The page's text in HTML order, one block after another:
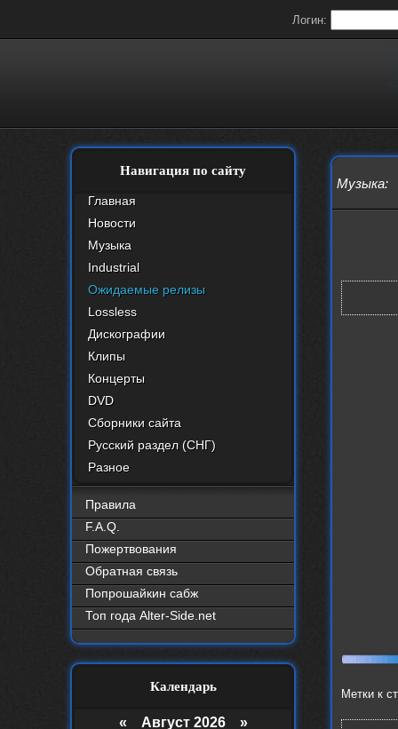
Логин:
Навигация по сайту
Главная
Новости
Музыка
Industrial
Ожидаемые релизы
Lossless
Дискографии
Клипы
Концерты
DVD
Сборники сайта
Русский раздел (СНГ)
Разное
Правила
F.A.Q.
Пожертвования
Обратная связь
Попрошайкин сабж
Топ года Alter-Side.net
Календарь
« Август 2026 »
Музыка:
Метки к